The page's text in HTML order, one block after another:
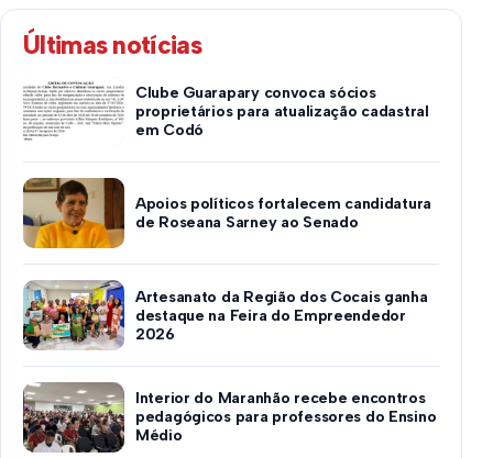
Últimas notícias
Clube Guarapary convoca sócios
proprietários para atualização cadastral
em Codó
Apoios políticos fortalecem candidatura
de Roseana Sarney ao Senado
Artesanato da Região dos Cocais ganha
destaque na Feira do Empreendedor
2026
Interior do Maranhão recebe encontros
pedagógicos para professores do Ensino
Médio